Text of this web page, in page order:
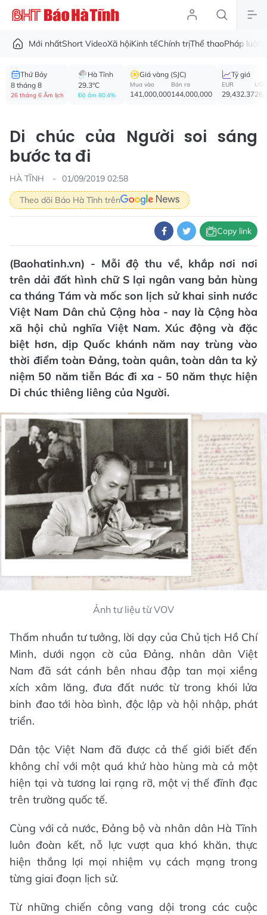
Mới nhấtShort VideoXã hộiKinh tếChính trịThể thaoPháp luật
Thứ Bảy
8 tháng 8
26 tháng 6 Âm lịch
Hà Tĩnh
29.3°C
Độ ẩm 80.4%
Giá vàng (SJC)
Mua vào
141,000,000
Bán ra
144,000,000
Tỷ giá
EUR
29,432.37
USD
Di chúc của Người soi sáng
bước ta đi
HÀ TĨNH
01/09/2019 02:58
Theo dõi Báo Hà Tĩnh trên
Copy link
(Baohatinh.vn) - Mỗi độ thu về, khắp nơi nơi
trên dải đất hình chữ S lại ngân vang bản hùng
ca tháng Tám và mốc son lịch sử khai sinh nước
Việt Nam Dân chủ Cộng hòa - nay là Cộng hòa
xã hội chủ nghĩa Việt Nam. Xúc động và đặc
biệt hơn, dịp Quốc khánh năm nay trùng vào
thời điểm toàn Đảng, toàn quân, toàn dân ta kỷ
niệm 50 năm tiễn Bác đi xa - 50 năm thực hiện
Di chúc thiêng liêng của Người.
Ảnh tư liệu từ VOV
Thấm nhuần tư tưởng, lời dạy của Chủ tịch Hồ Chí
Minh, dưới ngọn cờ của Đảng, nhân dân Việt
Nam đã sát cánh bên nhau đập tan mọi xiềng
xích xâm lăng, đưa đất nước từ trong khói lửa
binh đao tới hòa bình, độc lập và hội nhập, phát
triển.
Dân tộc Việt Nam đã được cả thế giới biết đến
không chỉ với một quá khứ hào hùng mà cả một
hiện tại và tương lai rạng rỡ, một vị thế đĩnh đạc
trên trường quốc tế.
Cùng với cả nước, Đảng bộ và nhân dân Hà Tĩnh
luôn đoàn kết, nỗ lực vượt qua khó khăn, thực
hiện thắng lợi mọi nhiệm vụ cách mạng trong
từng giai đoạn lịch sử.
Từ những chiến công vang dội trong các cuộc